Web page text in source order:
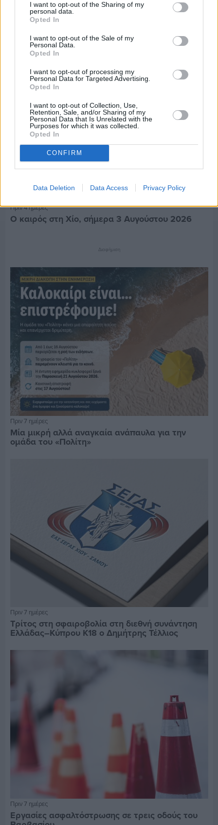
I want to opt-out of the Sharing of my
personal data.
Opted In
I want to opt-out of the Sale of my
Personal Data.
Opted In
I want to opt-out of processing my
Personal Data for Targeted Advertising.
Opted In
I want to opt-out of Collection, Use,
Retention, Sale, and/or Sharing of my
Personal Data that Is Unrelated with the
Purposes for which it was collected.
Opted In
CONFIRM
Data Deletion Data Access Privacy Policy
Πριν 4 ημέρες
70 χρόνια ιστορίας και συγκίνησης για το
Ανδρεάδειο Γυμνάσιο Βροντάδου
Πριν 4 ημέρες
Ο καιρός στη Χίο, σήμερα 3 Αυγούστου 2026
Διαφήμιση
Πριν 7 ημέρες
Μία μικρή αλλά αναγκαία ανάπαυλα για την
ομάδα του «Πολίτη»
Πριν 7 ημέρες
Τρίτος στη σφαιροβολία στη διεθνή συνάντηση
Ελλάδας–Κύπρου Κ18 ο Δημήτρης Τέλλιος
Πριν 7 ημέρες
Εργασίες ασφαλτόστρωσης σε τρεις οδούς του